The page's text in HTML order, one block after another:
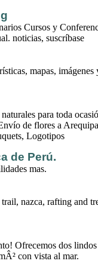
Cursos y
noticias, suscríbase
mapas,
para toda
de flores a
Logotipos
de Perú.
mas.
nazca, rafting and
Ofrecemos dos
con vista al mar.